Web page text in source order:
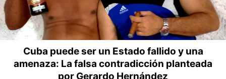
Cuba puede ser un Estado fallido y una
amenaza: La falsa contradicción planteada
por Gerardo Hernández